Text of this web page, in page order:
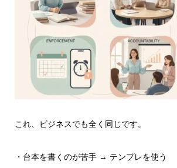
これ、ビジネスでも全く同じです。
・台本を書くのが苦手 → テンプレを使う